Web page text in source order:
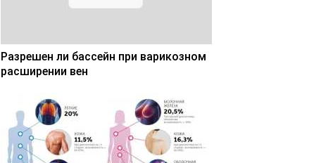
Разрешен ли бассейн при варикозном
расширении вен